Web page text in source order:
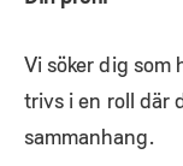
Vi söker dig som
trivs i en roll där
sammanhang.